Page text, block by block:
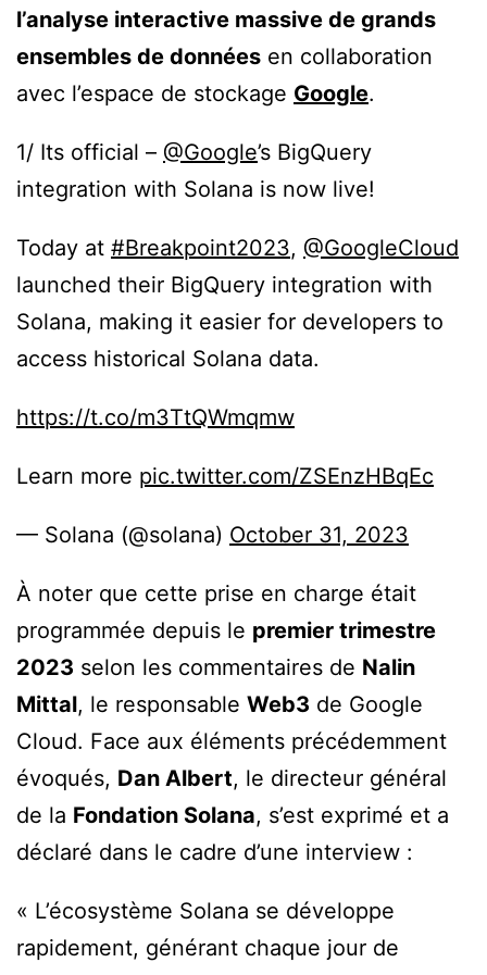
l’analyse interactive massive de grands
ensembles de données en collaboration
avec l’espace de stockage Google.
1/ Its official – @Google’s BigQuery
integration with Solana is now live!
Today at #Breakpoint2023, @GoogleCloud
launched their BigQuery integration with
Solana, making it easier for developers to
access historical Solana data.
https://t.co/m3TtQWmqmw
Learn more pic.twitter.com/ZSEnzHBqEc
— Solana (@solana) October 31, 2023
À noter que cette prise en charge était
programmée depuis le premier trimestre
2023 selon les commentaires de Nalin
Mittal, le responsable Web3 de Google
Cloud. Face aux éléments précédemment
évoqués, Dan Albert, le directeur général
de la Fondation Solana, s’est exprimé et a
déclaré dans le cadre d’une interview :
« L’écosystème Solana se développe
rapidement, générant chaque jour de